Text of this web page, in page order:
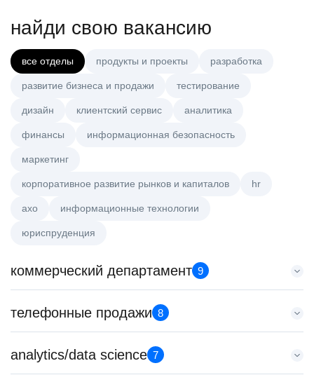
найди свою вакансию
все отделы продукты и проекты разработка
развитие бизнеса и продажи тестирование
дизайн клиентский сервис аналитика
финансы информационная безопасность
маркетинг
корпоративное развитие рынков и капиталов hr
axo информационные технологии
юриспруденция
коммерческий департамент 9
Старший аналитик клиентской эффективности
HeadHunter::Коммерческий департамент
з/п не указана
телефонные продажи 8
Менеджер по продажам в сегменте малого и среднего
бизнеса
analytics/data science 7